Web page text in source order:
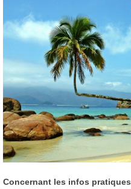
Concernant les infos pratiques